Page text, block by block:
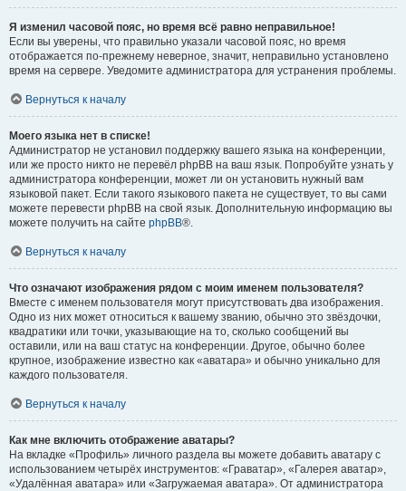
Я изменил часовой пояс, но время всё равно неправильное!
Если вы уверены, что правильно указали часовой пояс, но время
отображается по-прежнему неверное, значит, неправильно установлено
время на сервере. Уведомите администратора для устранения проблемы.
Вернуться к началу
Моего языка нет в списке!
Администратор не установил поддержку вашего языка на конференции,
или же просто никто не перевёл phpBB на ваш язык. Попробуйте узнать у
администратора конференции, может ли он установить нужный вам
языковой пакет. Если такого языкового пакета не существует, то вы сами
можете перевести phpBB на свой язык. Дополнительную информацию вы
можете получить на сайте phpBB®.
Вернуться к началу
Что означают изображения рядом с моим именем пользователя?
Вместе с именем пользователя могут присутствовать два изображения.
Одно из них может относиться к вашему званию, обычно это звёздочки,
квадратики или точки, указывающие на то, сколько сообщений вы
оставили, или на ваш статус на конференции. Другое, обычно более
крупное, изображение известно как «аватара» и обычно уникально для
каждого пользователя.
Вернуться к началу
Как мне включить отображение аватары?
На вкладке «Профиль» личного раздела вы можете добавить аватару с
использованием четырёх инструментов: «Граватар», «Галерея аватар»,
«Удалённая аватара» или «Загружаемая аватара». От администратора